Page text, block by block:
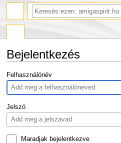
Bejelentkezés
Ugrás
a
navigációhoz
Ugrás
a
kereséshez
Felhasználónév
Jelszó
Maradjak bejelentkezve